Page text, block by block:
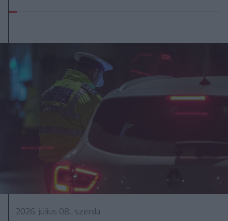
2026. július 08., szerda